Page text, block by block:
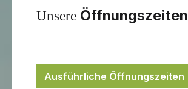
Unsere Öffnungszeiten
Ausführliche Öffnungszeiten